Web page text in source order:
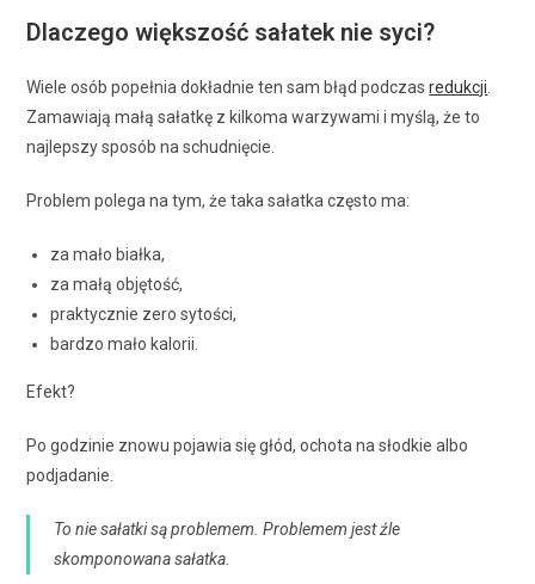
Dlaczego większość sałatek nie syci?
Wiele osób popełnia dokładnie ten sam błąd podczasredukcji.
Zamawiają małą sałatkę z kilkoma warzywami i myślą, że to
najlepszy sposób na schudnięcie.
Problem polega na tym, że taka sałatka często ma:
za mało białka,
za małą objętość,
praktycznie zero sytości,
bardzo mało kalorii.
Efekt?
Po godzinie znowu pojawia się głód, ochota na słodkie albo
podjadanie.
To nie sałatki są problemem. Problemem jest źle
skomponowana sałatka.